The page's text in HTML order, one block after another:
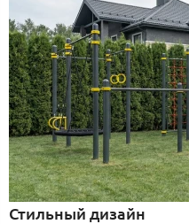
Стильный дизайн